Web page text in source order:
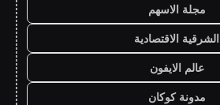
مجلة الاسهم
الشرقية الاقتصادية
عالم الايفون
مدونة كوكان